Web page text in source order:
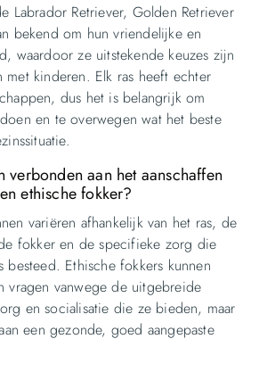
Labrador Retriever, Golden Retriever
bekend om hun vriendelijke en
waardoor ze uitstekende keuzes zijn
met kinderen. Elk ras heeft echter
dus het is belangrijk om
en te overwegen wat het beste
verbonden aan het aanschaffen
ethische fokker?
variëren afhankelijk van het ras, de
fokker en de specifieke zorg die
besteed. Ethische fokkers kunnen
vragen vanwege de uitgebreide
en socialisatie die ze bieden, maar
een gezonde, goed aangepaste